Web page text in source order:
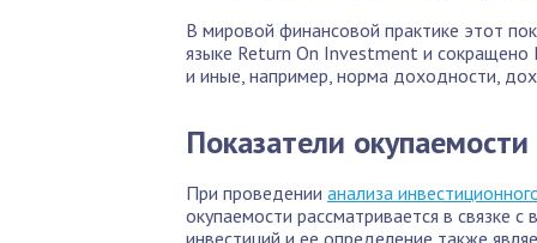
В мировой финансовой практике этот
языке Return On Investment и сокращено
и иные, например, норма доходности,
Показатели окупаемости
При проведении анализа
окупаемости рассматривается в связке
инвестиций и ее определение также